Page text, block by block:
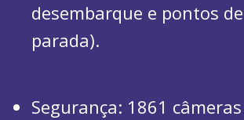
desembarque e pontos de
parada).
Segurança: 1861 câmeras